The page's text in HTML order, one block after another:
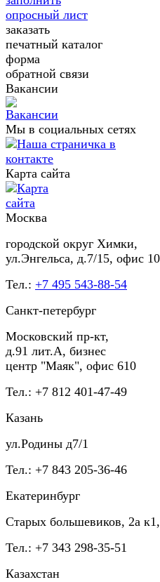
опросный лист
заказать
печатный каталог
форма
обратной связи
Вакансии
Мы в социальных сетях
Карта сайта
Москва
городской округ Химки,
ул.Энгельса, д.7/15, офис
Тел.: +7 495 543-88-54
Санкт-петербург
Московский пр-кт,
д.91 лит.А, бизнес
центр "Маяк", офис 610
Тел.: +7 812 401-47-49
Казань
ул.Родины д7/1
Тел.: +7 843 205-36-46
Екатеринбург
Старых большевиков, 2а
Тел.: +7 343 298-35-51
Казахстан